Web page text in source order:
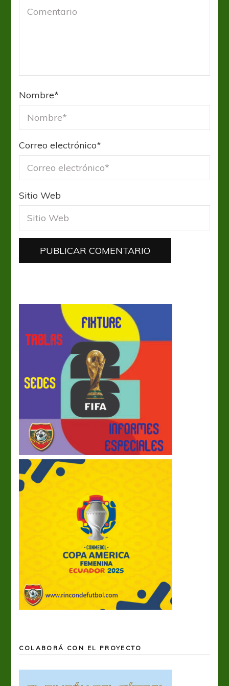
Nombre*
Correo electrónico*
Sitio Web
COLABORÁ CON EL PROYECTO